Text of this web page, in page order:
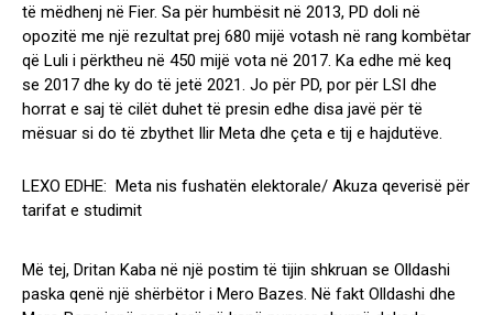
të mëdhenj në Fier. Sa për humbësit në 2013, PD doli në
opozitë me një rezultat prej 680 mijë votash në rang kombëtar
që Luli i përktheu në 450 mijë vota në 2017. Ka edhe më keq
se 2017 dhe ky do të jetë 2021. Jo për PD, por për LSI dhe
horrat e saj të cilët duhet të presin edhe disa javë për të
mësuar si do të zbythet Ilir Meta dhe çeta e tij e hajdutëve.
LEXO EDHE: Meta nis fushatën elektorale/ Akuza qeverisë për
tarifat e studimit
Më tej, Dritan Kaba në një postim të tijin shkruan se Olldashi
paska qenë një shërbëtor i Mero Bazes. Në fakt Olldashi dhe